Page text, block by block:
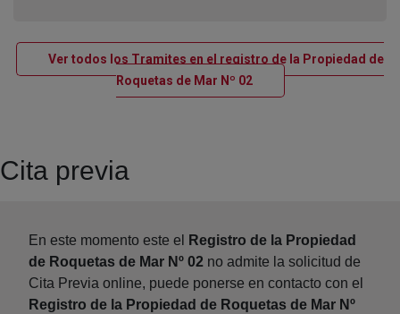
Ver todos los Tramites en el registro de la Propiedad de
Roquetas de Mar Nº 02Ventana nueva
Cita previa
En este momento este el
Registro de la Propiedad
de Roquetas de Mar Nº 02 no admite la solicitud de
Cita Previa online, puede ponerse en contacto con el
Registro de la Propiedad de Roquetas de Mar Nº